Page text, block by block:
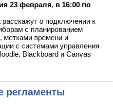
23 февраля, в 16:00 по
о подключении к
с планированием
метками времени и
с системами управления
Blackboard и Canvas
регламенты